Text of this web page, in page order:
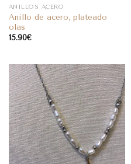
ANILLOS ACERO
Anillo de acero, plateado
olas
15.90€